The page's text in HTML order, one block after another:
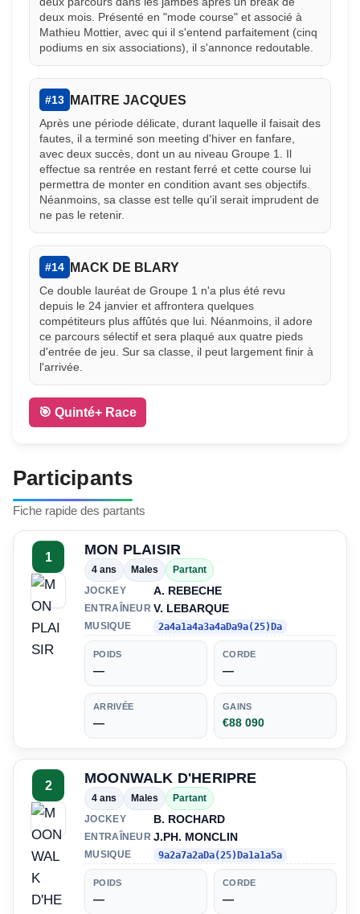
deux mois. Présenté en "mode course" et associé à
Mathieu Mottier, avec qui il s'entend parfaitement (cinq
podiums en six associations), il s'annonce redoutable.
#13 MAITRE JACQUES
Après une période délicate, durant laquelle il faisait des
fautes, il a terminé son meeting d'hiver en fanfare,
avec deux succès, dont un au niveau Groupe 1. Il
effectue sa rentrée en restant ferré et cette course lui
permettra de monter en condition avant ses objectifs.
Néanmoins, sa classe est telle qu'il serait imprudent de
ne pas le retenir.
#14 MACK DE BLARY
Ce double lauréat de Groupe 1 n'a plus été revu
depuis le 24 janvier et affrontera quelques
compétiteurs plus affûtés que lui. Néanmoins, il adore
ce parcours sélectif et sera plaqué aux quatre pieds
d'entrée de jeu. Sur sa classe, il peut largement finir à
l'arrivée.
🎯 Quinté+ Race
Participants
Fiche rapide des partants
1 MON PLAISIR
4 ans Males
Partant
JOCKEY
A. REBECHE
ENTRAÎNEUR V. LEBARQUE
MUSIQUE 2a4a1a4a3a4aDa9a(25)Da
POIDS
—
CORDE
—
ARRIVÉE
—
GAINS
€88 090
2 MOONWALK D'HERIPRE
4 ans Males
Partant
JOCKEY
B. ROCHARD
ENTRAÎNEUR J.PH. MONCLIN
MUSIQUE 9a2a7a2aDa(25)Da1a1a5a
POIDS
—
CORDE
—